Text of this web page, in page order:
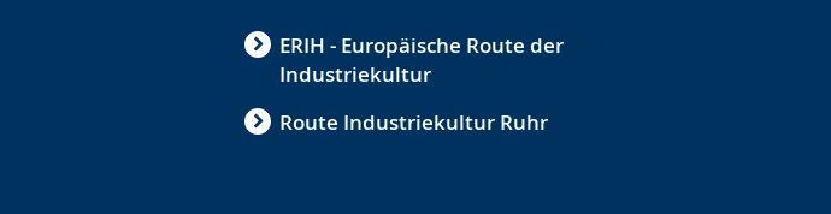
ERIH - Europäische Route der
Industriekultur
Route Industriekultur Ruhr